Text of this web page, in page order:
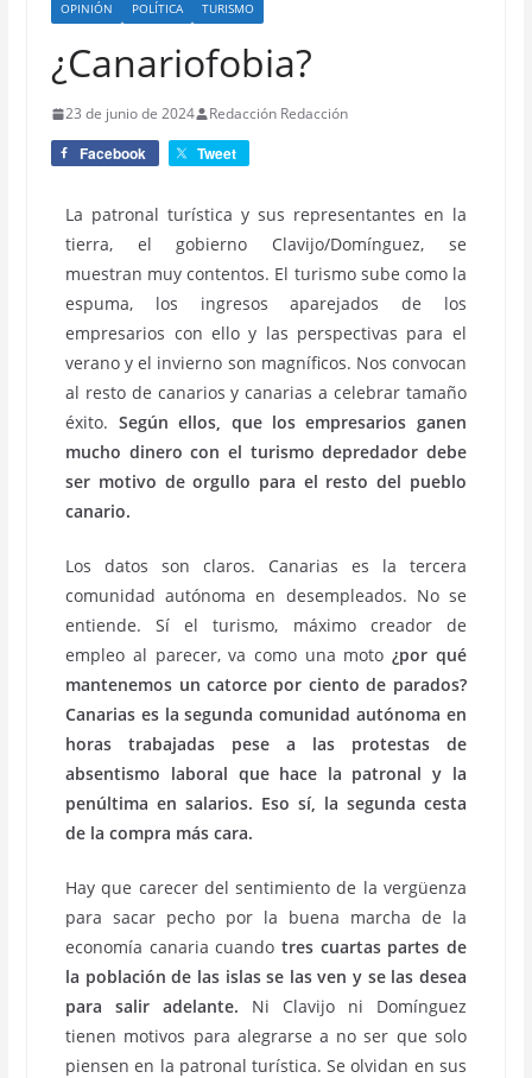
OPINIÓN
POLÍTICA TURISMO
¿Canariofobia?
23 de junio de 2024 Redacción Redacción
Facebook Tweet
La patronal turística y sus representantes en la
tierra, el gobierno Clavijo/Domínguez, se
muestran muy contentos. El turismo sube como la
espuma, los ingresos aparejados de los
empresarios con ello y las perspectivas para el
verano y el invierno son magníficos. Nos convocan
al resto de canarios y canarias a celebrar tamaño
éxito. Según ellos, que los empresarios ganen
mucho dinero con el turismo depredador debe
ser motivo de orgullo para el resto del pueblo
canario.
Los datos son claros. Canarias es la tercera
comunidad autónoma en desempleados. No se
entiende. Sí el turismo, máximo creador de
empleo al parecer, va como una moto¿por qué
mantenemos un catorce por ciento de parados?
Canarias es la segunda comunidad autónoma en
horas trabajadas pese a las protestas de
absentismo laboral que hace la patronal y la
penúltima en salarios. Eso sí, la segunda cesta
de la compra más cara.
Hay que carecer del sentimiento de la vergüenza
para sacar pecho por la buena marcha de la
economía canaria cuando tres cuartas partes de
la población de las islas se las ven y se las desea
para salir adelante. Ni Clavijo ni Domínguez
tienen motivos para alegrarse a no ser que solo
piensen en la patronal turística. Se olvidan en sus